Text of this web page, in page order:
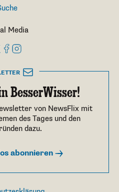
Media
BesserWisser!
von NewsFlix mit
des Tages und den
dazu.
abonnieren